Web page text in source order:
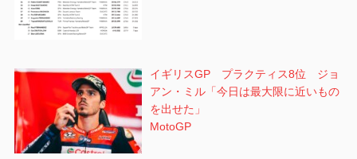
イギリスGP プラクティス8位 ジョ
アン・ミル「今日は最大限に近いもの
を出せた」
MotoGP